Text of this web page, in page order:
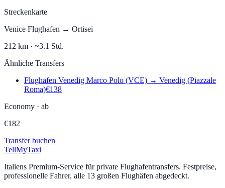
Streckenkarte
Venice Flughafen → Ortisei
212 km · ~3.1 Std.
Ähnliche Transfers
Flughafen Venedig Marco Polo (VCE) → Venedig (Piazzale
Roma)€138
Economy · ab
€182
Transfer buchen
TellMyTaxi
Italiens Premium-Service für private Flughafentransfers. Festpreise,
professionelle Fahrer, alle 13 großen Flughäfen abgedeckt.